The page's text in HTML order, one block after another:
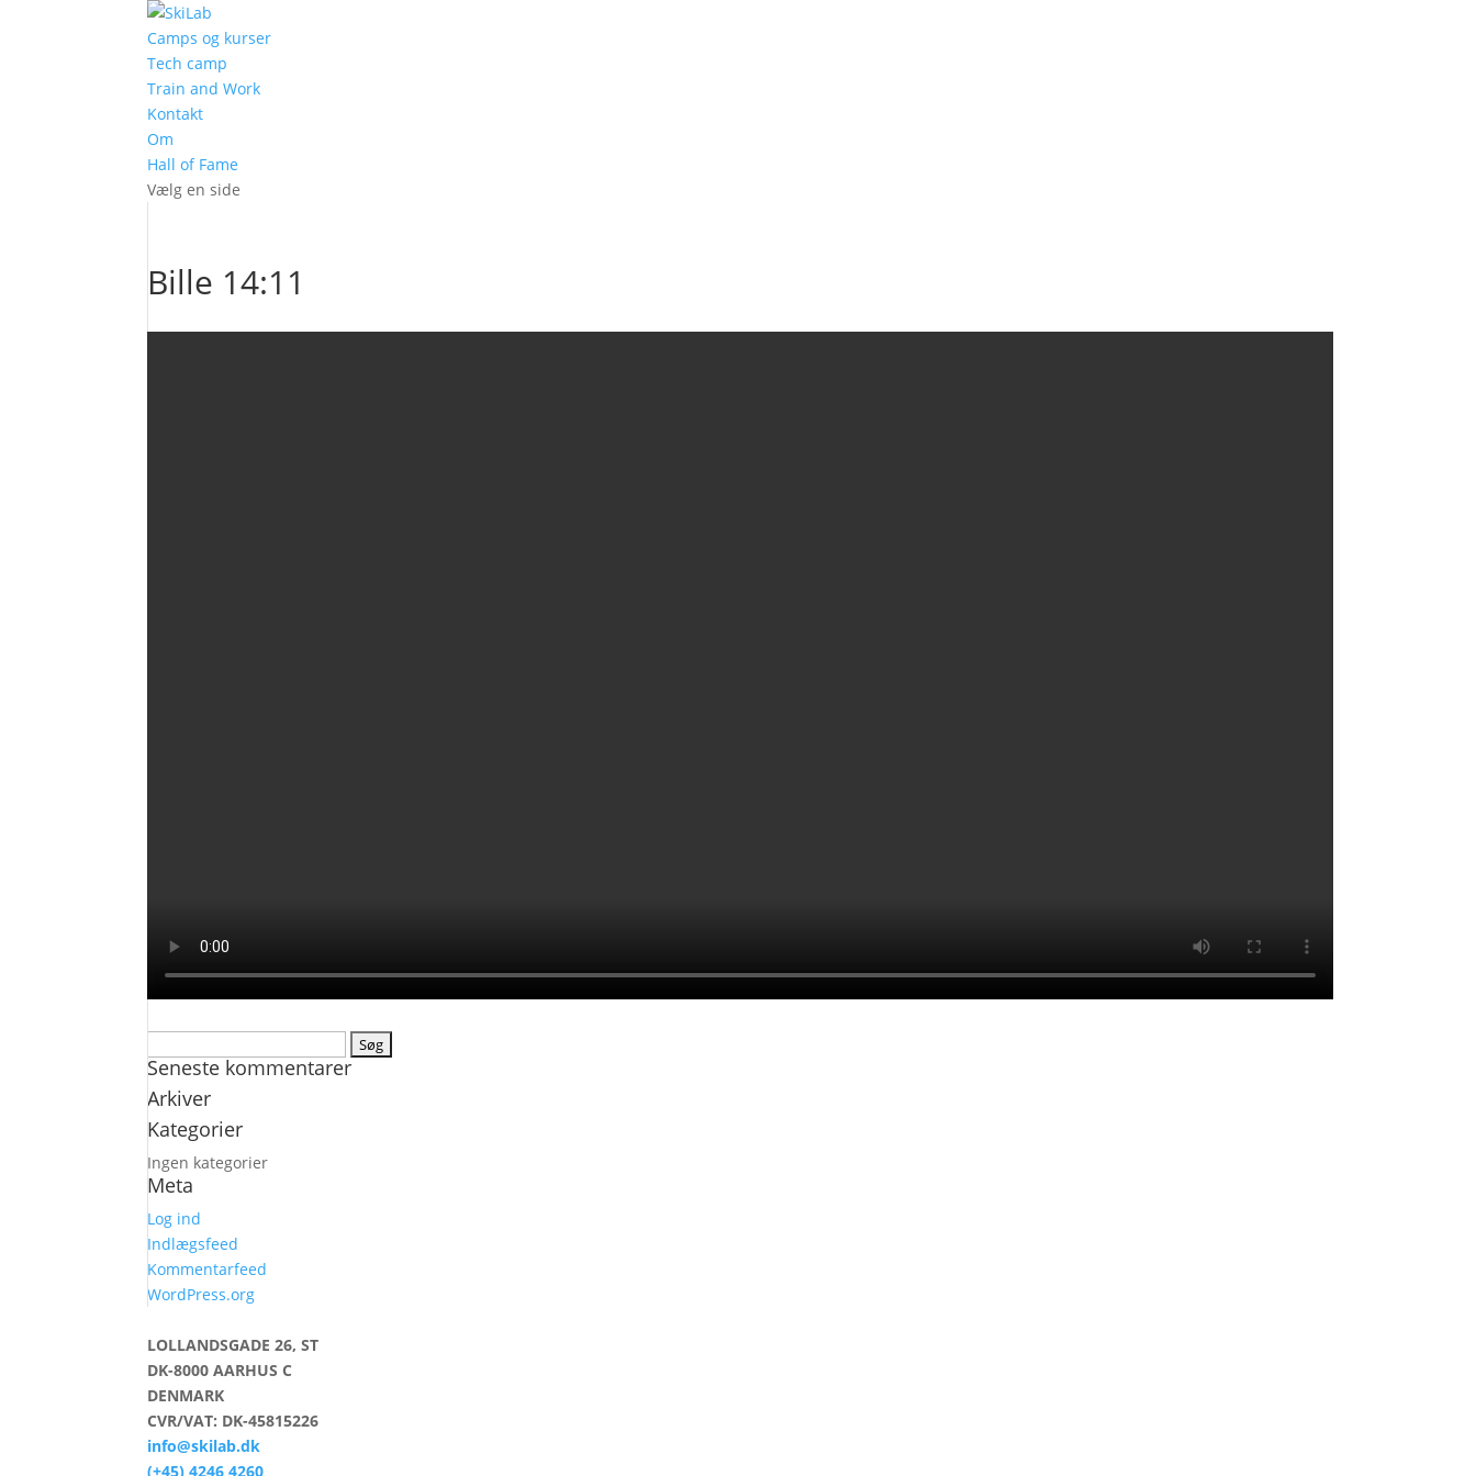
Camps og kurser
Tech camp
Train and Work
Kontakt
Om
Hall of Fame
Vælg en side
Bille 14:11
efter:
Seneste kommentarer
Arkiver
Kategorier
Ingen kategorier
Meta
Log ind
Indlægsfeed
Kommentarfeed
WordPress.org
LOLLANDSGADE 26, ST
DK-8000 AARHUS C
DENMARK
CVR/VAT: DK-45815226
info@skilab.dk
(+45) 4246 4260